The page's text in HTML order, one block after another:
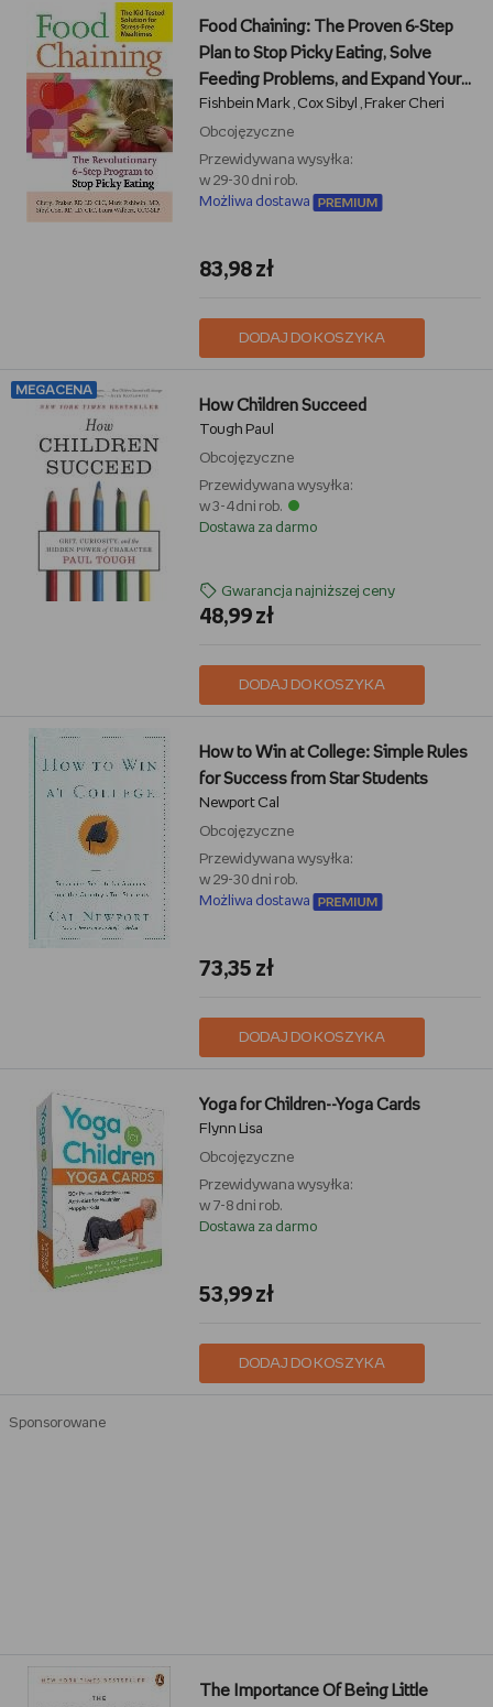
Food Chaining: The Proven 6-Step
Plan to Stop Picky Eating, Solve
Feeding Problems, and Expand Your
Child's Diet
Fishbein Mark Cox Sibyl
Fraker Cheri
Obcojęzyczne
Przewidywana wysyłka:
w 29-30 dni rob.
Możliwa dostawa
83,98 zł
DODAJ DO KOSZYKA
MEGACENA
How Children Succeed
Tough Paul
Obcojęzyczne
Przewidywana wysyłka:
w 3-4 dni rob.
Dostawa za darmo
Gwarancja najniższej ceny
48,99 zł
DODAJ DO KOSZYKA
How to Win at College: Simple Rules
for Success from Star Students
Newport Cal
Obcojęzyczne
Przewidywana wysyłka:
w 29-30 dni rob.
Możliwa dostawa
73,35 zł
DODAJ DO KOSZYKA
Yoga for Children--Yoga Cards
Flynn Lisa
Obcojęzyczne
Przewidywana wysyłka:
w 7-8 dni rob.
Dostawa za darmo
53,99 zł
DODAJ DO KOSZYKA
Sponsorowane
The Importance Of Being Little